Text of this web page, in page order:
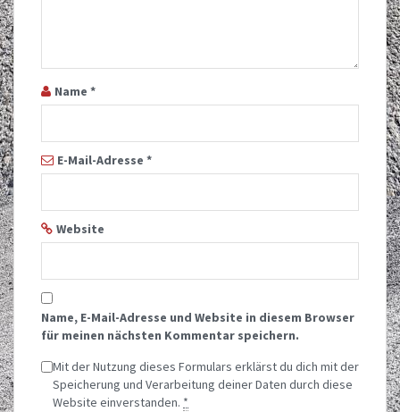
Name *
E-Mail-Adresse *
Website
Name, E-Mail-Adresse und Website in diesem Browser
für meinen nächsten Kommentar speichern.
Mit der Nutzung dieses Formulars erklärst du dich mit der
Speicherung und Verarbeitung deiner Daten durch diese
Website einverstanden. *